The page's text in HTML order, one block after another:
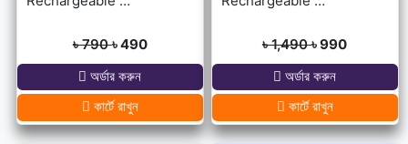
৳ 790৳ 490
অর্ডার করুন
কার্টে রাখুন
৳ 1,490৳ 990
অর্ডার করুন
কার্টে রাখুন